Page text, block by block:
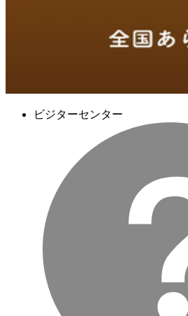
ビジターセンター